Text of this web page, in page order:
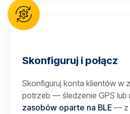
Skonfiguruj i połącz
Skonfiguruj konta klientów w
potrzeb — śledzenie GPS lub
zasobów oparte na BLE — z